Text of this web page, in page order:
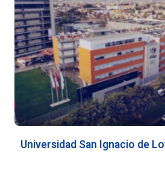
Universidad San Ignacio de